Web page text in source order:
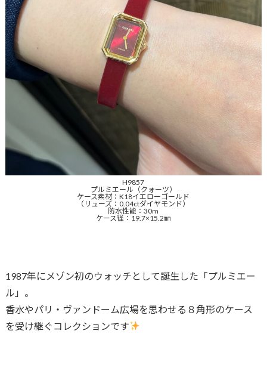
H9857
プルミエール（クォーツ）
ケース素材：K18イエローゴールド
（リューズ：0.04ctダイヤモンド）
防水性能：30m
ケース径：19.7×15.2㎜
1987年にメゾン初のウォッチとして誕生した「プルミエー
ル」。
香水やパリ・ヴァンドーム広場を思わせる８角形のケース
を受け継ぐコレクションです